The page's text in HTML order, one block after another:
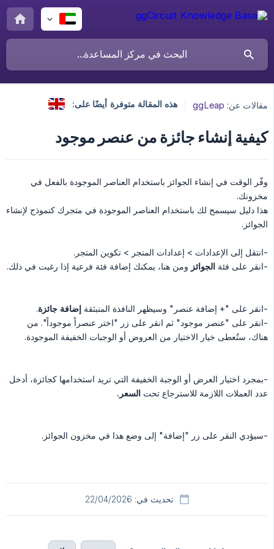
مقالات عن: ggLeap هذه المقالة متوفرة أيضًا على:
كيفية إنشاء جائزة من عنصر موجود
وفّر الوقت في إنشاء الجوائز باستخدام العناصر الموجودة بالفعل في
مخزونك.
هذا دليل سيسمح لك باستخدام العناصر الموجودة في متجرك كنموذج لإنشاء
الجوائز.
-انتقل إلى الإعدادات > إعدادات المتجر > تكوين المتجر.
-انقر على فئة الجوائز ومن هنا، يمكنك إضافة فئة فرعية إذا رغبت في ذلك.
-انقر على "+ إضافة عنصر" وسيظهر النافذة المنبثقة إضافة جائزة.
-انقر على "عنصر موجود" ثم انقر على زر "اختر عنصراً موجوداً". من
هناك، ستُعطى خيار الاختيار من العروض أو الوجبات الخفيفة الموجودة.
-بمجرد اختيار العرض أو الوجبة الخفيفة التي تريد استخدامها كجائزة، أدخل
عدد العملات اللازمة للاسترجاع تحت السعر.
-سيؤدي النقر على زر "إضافة" إلى وضع هذا في مخزون الجوائز.
تحديث في: 22/04/2026